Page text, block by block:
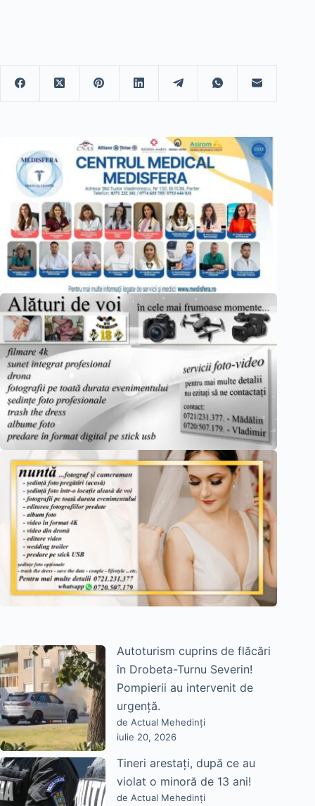
Autoturism cuprins de flăcări
în Drobeta-Turnu Severin!
Pompierii au intervenit de
urgență.
de Actual Mehedinți
iulie 20, 2026
Tineri arestați, după ce au
violat o minoră de 13 ani!
de Actual Mehedinți